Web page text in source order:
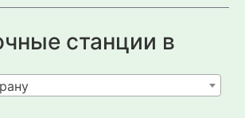
станции в